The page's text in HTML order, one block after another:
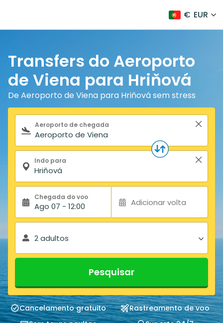
€ EUR
Transfers do Aeroporto
de Viena para Hriňová
De Aeroporto de Viena para Hriňová sem stress
Formulário de pesquisa
Aeroporto de chegada
Indo para
Chegada do voo
Ago 07 - 12:00 Adicionar volta
2 adultos
Pesquisar
Cancelamento gratuito
Rastreamento de voo